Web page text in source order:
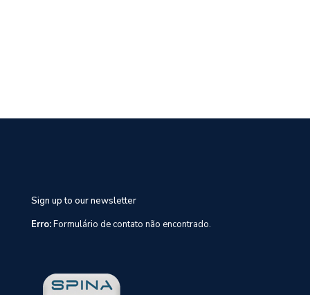
Sign up to our newsletter
Erro:Formulário de contato não encontrado.